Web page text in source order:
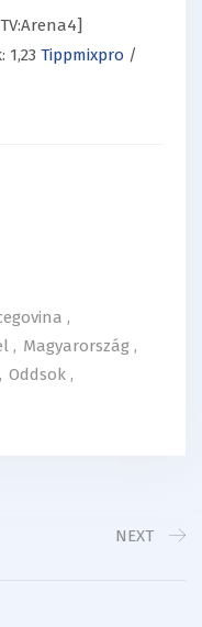
1,23 Tippmixpro /
,
, Magyarország ,
, Oddsok ,
NEXT